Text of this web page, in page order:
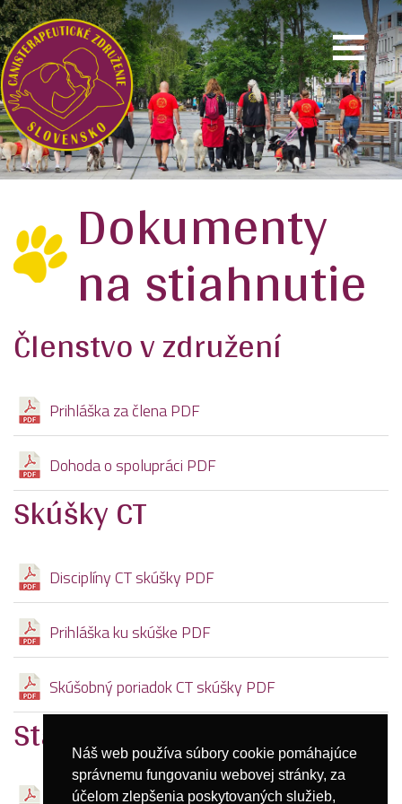
Náš web používa súbory cookie pomáhajúce
správnemu fungovaniu webovej stránky, za
účelom zlepšenia poskytovaných služieb,
Dokumenty
na stiahnutie
Členstvo v združení
Prihláška za člena PDF
Dohoda o spolupráci PDF
Skúšky CT
Disciplíny CT skúšky PDF
Prihláška ku skúške PDF
Skúšobný poriadok CT skúšky PDF
Stanovy OZ
Stanovy OZ PDF